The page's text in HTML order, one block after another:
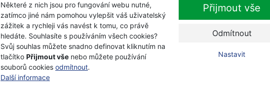
Některé z nich jsou pro fungování webu nutné,
zatímco jiné nám pomohou vylepšit váš uživatelský
zážitek a rychleji vás navést k tomu, co právě
hledáte. Souhlasíte s používáním všech cookies?
Svůj souhlas můžete snadno definovat kliknutím na
tlačítko Přijmout vše nebo můžete používání
souborů cookies odmítnout.
Další informace
Přijmout vše
Odmítnout
Nastavit
-23%
Husqvarna Pilka zahradní
skládací 135mm
Skladem
Husqvarna Pila přímá
prořezávací 240 mm